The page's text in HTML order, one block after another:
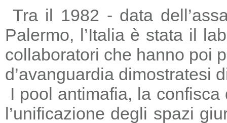
Tra il 1982 - data
Palermo, l’Italia è stata il
collaboratori che hanno poi
d’avanguardia dimostratesi
I pool antimafia, la
l’unificazione degli spazi